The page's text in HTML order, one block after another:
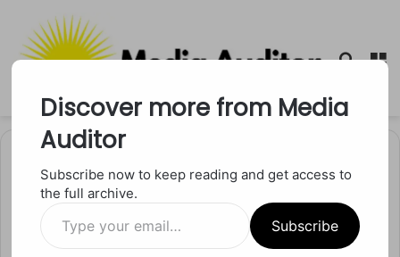
Search
मध्य प्रदेश
मेघालय हनीमून मर्डर केस: सोनम
Discover more from Media
Auditor
Subscribe now to keep reading and get access to
the full archive.
Type
your
email…
Subscribe